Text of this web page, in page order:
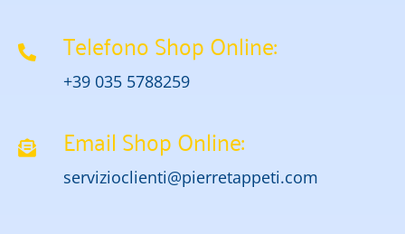
Telefono Shop Online:
+39 035 5788259
Email Shop Online:
servizioclienti@pierretappeti.com